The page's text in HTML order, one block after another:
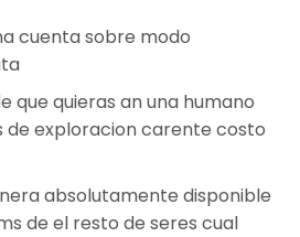
cuenta sobre modo
que quieras an una humano
de exploracion carente costo
absolutamente disponible
de el resto de seres cual